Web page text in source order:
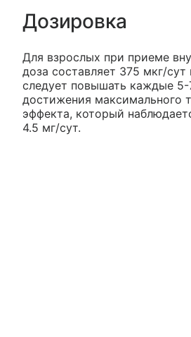
Дозировка
Для взрослых при приеме
доза составляет 375 мкг/
следует повышать каждые 5-
достижения максимального
эффекта, который
4.5 мг/сут.